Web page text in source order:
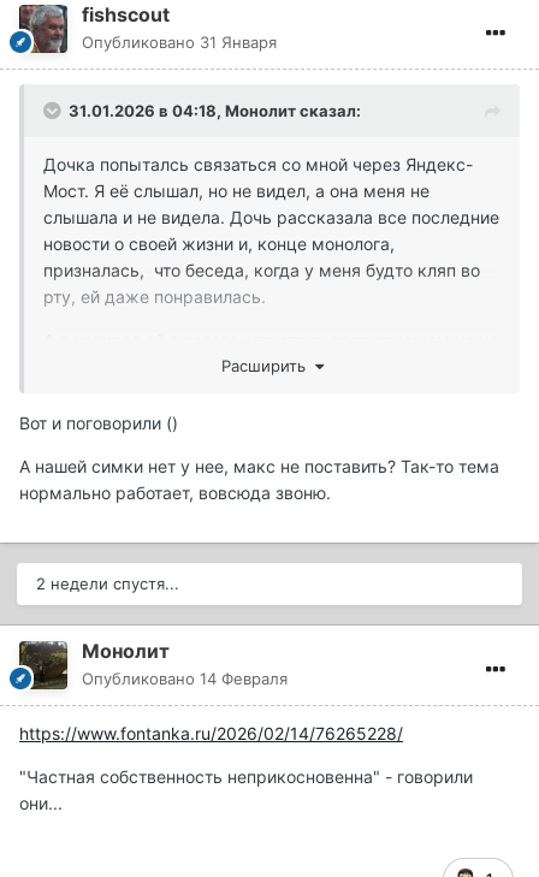
fishscout
Опубликовано 31 Января
31.01.2026 в 04:18, Монолитсказал:
Дочка попыталсь связаться со мной через Яндекс-
Мост. Я её слышал, но не видел, а она меня не
слышала и не видела. Дочь рассказала все последние
новости о своей жизни и, конце монолога,
призналась, что беседа, когда у меня будто кляп во
рту, ей даже понравилась.
кляп, а на репетицию кладбищенского формата
Расширить
Вот и поговорили ()
А нашей симки нет у нее, макс не поставить? Так-то тема
нормально работает, вовсюда звоню.
2 недели спустя...
Монолит
Опубликовано 14 Февраля
https://www.fontanka.ru/2026/02/14/76265228/
"Частная собственность неприкосновенна" - говорили
они...